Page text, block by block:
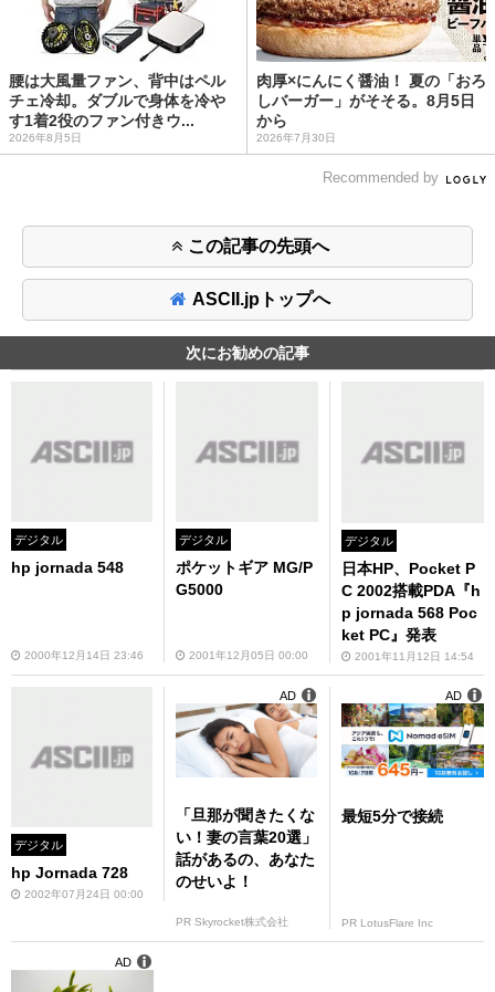
腰は大風量ファン、背中はペル
チェ冷却。ダブルで身体を冷や
す1着2役のファン付きウ...
2026年8月5日
肉厚×にんにく醤油！ 夏の「おろ
しバーガー」がそそる。8月5日
から
2026年7月30日
Recommended by
この記事の先頭へ
ASCII.jpトップへ
次にお勧めの記事
デジタル
hp jornada 548
2000年12月14日 23:46
デジタル
ポケットギア MG/P
G5000
2001年12月05日 00:00
デジタル
日本HP、Pocket P
C 2002搭載PDA『h
p jornada 568 Poc
ket PC』発表
2001年11月12日 14:54
デジタル
hp Jornada 728
2002年07月24日 00:00
「旦那が聞きたくな
い！妻の言葉20選」
話があるの、あなた
のせいよ！
PR Skyrocket株式会社
AD
最短5分で接続
PR LotusFlare Inc
AD
AD